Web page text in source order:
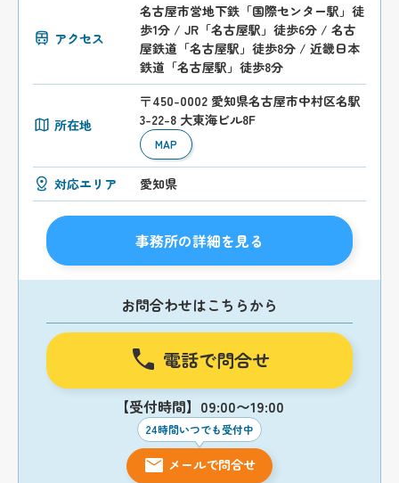
アクセス
名古屋市営地下鉄「国際センター駅」徒
歩1分 / JR「名古屋駅」徒歩6分 / 名古
屋鉄道「名古屋駅」徒歩8分 / 近畿日本
鉄道「名古屋駅」徒歩8分
所在地
〒450-0002 愛知県名古屋市中村区名駅
3-22-8 大東海ビル8F
MAP
対応エリア 愛知県
事務所の詳細を見る
お問合わせはこちらから
電話で問合せ
【受付時間】09:00〜19:00
24時間いつでも受付中
メールで問合せ